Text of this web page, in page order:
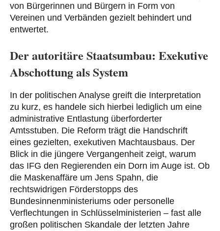
von Bürgerinnen und Bürgern in Form von
Vereinen und Verbänden gezielt behindert und
entwertet.
Der autoritäre Staatsumbau: Exekutive
Abschottung als System
In der politischen Analyse greift die Interpretation
zu kurz, es handele sich hierbei lediglich um eine
administrative Entlastung überforderter
Amtsstuben. Die Reform trägt die Handschrift
eines gezielten, exekutiven Machtausbaus. Der
Blick in die jüngere Vergangenheit zeigt, warum
das IFG den Regierenden ein Dorn im Auge ist. Ob
die Maskenaffäre um Jens Spahn, die
rechtswidrigen Förderstopps des
Bundesinnenministeriums oder personelle
Verflechtungen in Schlüsselministerien – fast alle
großen politischen Skandale der letzten Jahre